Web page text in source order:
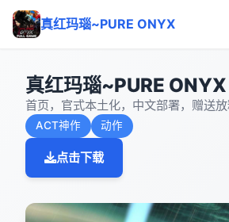
真红玛瑙~PURE ONYX
真红玛瑙~PURE ONYX
首页，官式本土化，中文部署，赠送
ACT神作 动作
点击下载